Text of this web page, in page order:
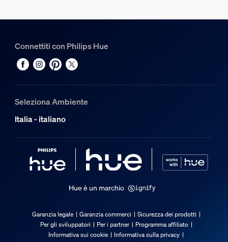
Connettiti con Philips Hue
Seleziona Ambiente
Italia - italiano
Hue è un marchio
Garanzia legale Garanzia commerci
Sicurezza dei prodotti
Per gli sviluppatori
Per i partner
Programma affiliato
Informativa sui cookie
Informativa sulla privacy